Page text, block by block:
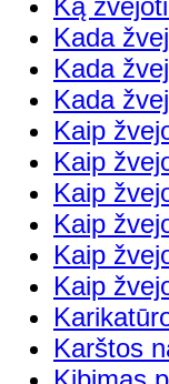
Ką
Kada
Kada
Kada
Kaip
Kaip
Kaip
Kaip
Kaip
Kaip
Karštos